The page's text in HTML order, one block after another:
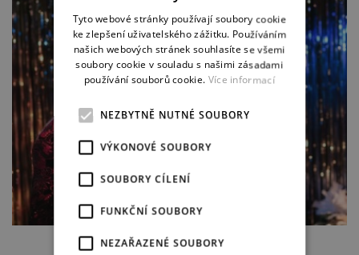
GERMAN
Tyto webové stránky používají soubory cookie
ke zlepšení uživatelského zážitku. Používáním
našich webových stránek souhlasíte se všemi
soubory cookie v souladu s našimi zásadami
používání souborů cookie. Více informací
NEZBYTNĚ NUTNÉ SOUBORY
VÝKONOVÉ SOUBORY
SOUBORY CÍLENÍ
FUNKČNÍ SOUBORY
NEZAŘAZENÉ SOUBORY